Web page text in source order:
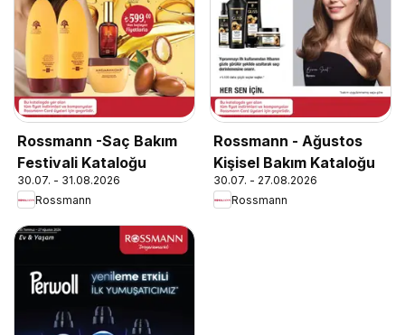
Rossmann -Saç Bakım
Festivali Kataloğu
30.07. - 31.08.2026
Rossmann
Rossmann - Ağustos
Kişisel Bakım Kataloğu
30.07. - 27.08.2026
Rossmann